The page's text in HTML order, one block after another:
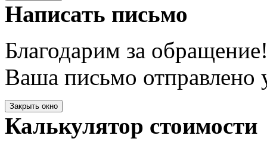
Написать письмо
Благодарим за
Ваша письмо отправлено
Закрыть окно
Калькулятор стоимости